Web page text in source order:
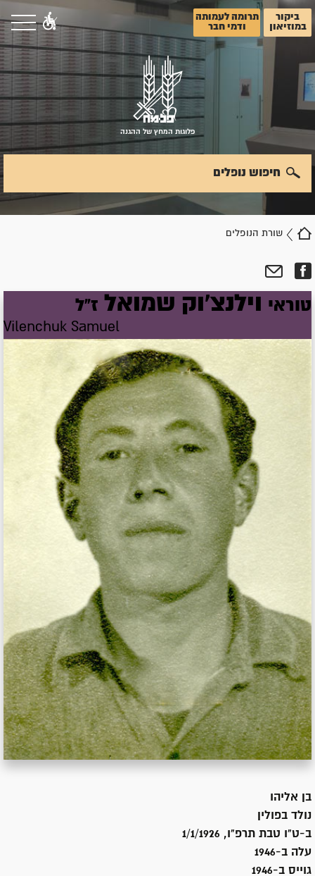
ביקור
במוזיאון
תרומה לעמותה
ודמי חבר
פלוגות המחץ של ההגנה
שורת הנופלים
חיפוש נופלים
טוראי וילנצ'וק שמואל ז"ל
Vilenchuk Samuel
בן אליהו
נולד בפולין
ב-ט"ו טבת תרפ"ו, 1/1/1926
עלה ב-1946
גוייס ב-1946